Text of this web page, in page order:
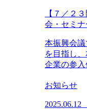
【７／２
会・セミナ
本振興会
を目指し
企業の参
お知らせ